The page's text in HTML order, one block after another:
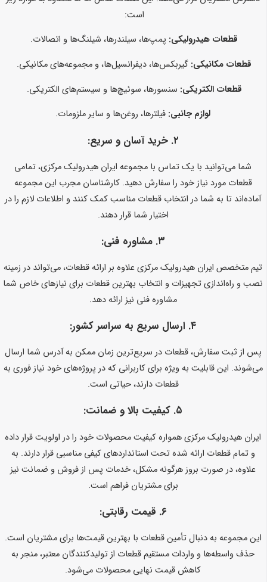
است:
قطعات هیدرولیکی: پمپ‌ها، سیلندرها، شیلنگ‌ها و اتصالات.
قطعات مکانیکی: گیربکس‌ها، دیفرانسیل‌ها، و مجموعه‌های مکانیکی.
قطعات الکتریکی: سنسورها، سوئیچ‌ها و سیستم‌های الکتریکی.
لوازم جانبی: فیلترها، روغن‌ها و سایر ملزومات.
۲. خرید آسان و سریع:
شما می‌توانید با یک تماس با مجموعه ایران هیدرولیک مرکزی، تمامی
قطعات مورد نیاز خود را سفارش دهید. کارشناسان مجرب این مجموعه
آماده‌اند تا به شما در انتخاب قطعات مناسب کمک کنند و اطلاعات لازم را در
اختیار شما قرار دهند.
۳. مشاوره فنی:
تیم متخصص ایران هیدرولیک مرکزی علاوه بر ارائه قطعات، می‌تواند در زمینه
نصب و راه‌اندازی تجهیزات و انتخاب بهترین قطعات برای نیازهای خاص شما
مشاوره فنی نیز ارائه دهد.
۴. ارسال سریع به سراسر کشور:
پس از ثبت سفارش، قطعات در سریع‌ترین زمان ممکن به آدرس شما ارسال
می‌شوند. این قابلیت به ویژه برای کاربرانی که در پروژه‌های خود نیاز فوری به
قطعات دارند، حیاتی است.
۵. کیفیت بالا و ضمانت:
ایران هیدرولیک مرکزی همواره کیفیت محصولات خود را در اولویت قرار داده
و تمام قطعات ارائه شده تحت استانداردهای کیفی مناسبی قرار دارند. به
علاوه، در صورت بروز هرگونه مشکل، خدمات پس از فروش و ضمانت نیز
برای مشتریان فراهم است.
۶. قیمت رقابتی:
این مجموعه به دنبال تأمین قطعات با بهترین قیمت‌ها برای مشتریان است.
حذف واسطه‌ها و واردات مستقیم قطعات از تولیدکنندگان معتبر، منجر به
کاهش قیمت نهایی محصولات می‌شود.